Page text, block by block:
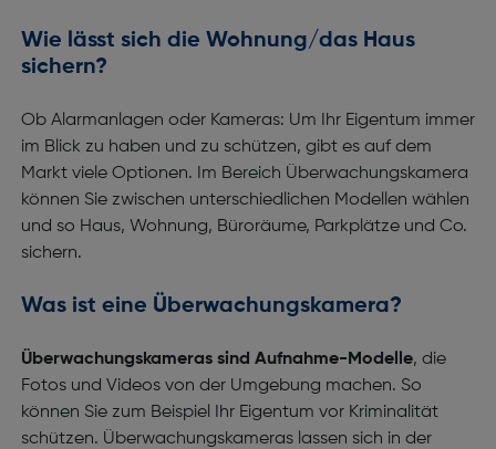
Wie lässt sich die Wohnung/das Haus
sichern?
Ob Alarmanlagen oder Kameras: Um Ihr Eigentum immer
im Blick zu haben und zu schützen, gibt es auf dem
Markt viele Optionen. Im Bereich Überwachungskamera
können Sie zwischen unterschiedlichen Modellen wählen
und so Haus, Wohnung, Büroräume, Parkplätze und Co.
sichern.
Was ist eine Überwachungskamera?
Überwachungskameras sind Aufnahme-Modelle, die
Fotos und Videos von der Umgebung machen. So
können Sie zum Beispiel Ihr Eigentum vor Kriminalität
schützen. Überwachungskameras lassen sich in der